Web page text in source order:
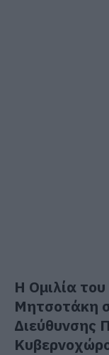
Η Ομιλία
Μητσοτάκη
Διεύθυνσης